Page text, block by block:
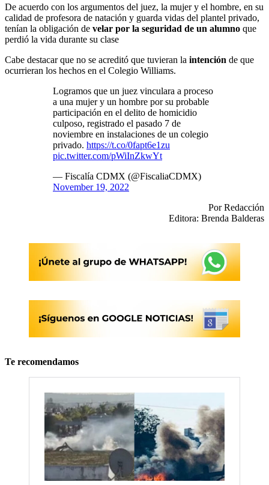
De acuerdo con los argumentos del juez, la mujer y el hombre, en su
calidad de profesora de natación y guarda vidas del plantel privado,
tenían la obligación de velar por la seguridad de un alumno que
perdió la vida durante su clase
Cabe destacar que no se acreditó que tuvieran la intención de que
ocurrieran los hechos en el Colegio Williams.
Logramos que un juez vinculara a proceso
a una mujer y un hombre por su probable
participación en el delito de homicidio
culposo, registrado el pasado 7 de
noviembre en instalaciones de un colegio
privado. https://t.co/0fapt6e1zu
pic.twitter.com/pWiInZkwYt
— Fiscalía CDMX (@FiscaliaCDMX)
November 19, 2022
Por Redacción
Editora: Brenda Balderas
Te recomendamos